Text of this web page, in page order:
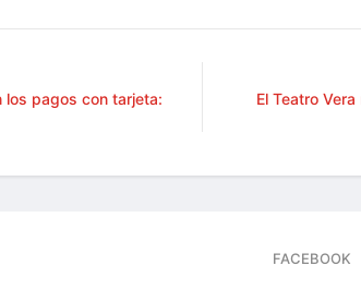
los pagos con tarjeta:
El Teatro
FACEBOOK